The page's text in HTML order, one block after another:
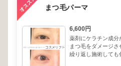
まつ毛パーマ
6,600円
薬剤にケラチン成分
まつ毛をダメージ
繰り返し施術しても